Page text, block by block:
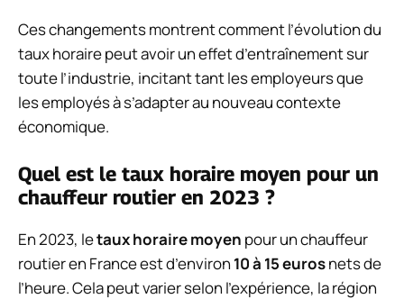
Ces changements montrent comment l’évolution du
taux horaire peut avoir un effet d’entraînement sur
toute l’industrie, incitant tant les employeurs que
les employés à s’adapter au nouveau contexte
économique.
Quel est le taux horaire moyen pour un
chauffeur routier en 2023 ?
En 2023, letaux horaire moyen pour un chauffeur
routier en France est d’environ 10 à 15 eurosnets de
l’heure. Cela peut varier selon l’expérience, la région